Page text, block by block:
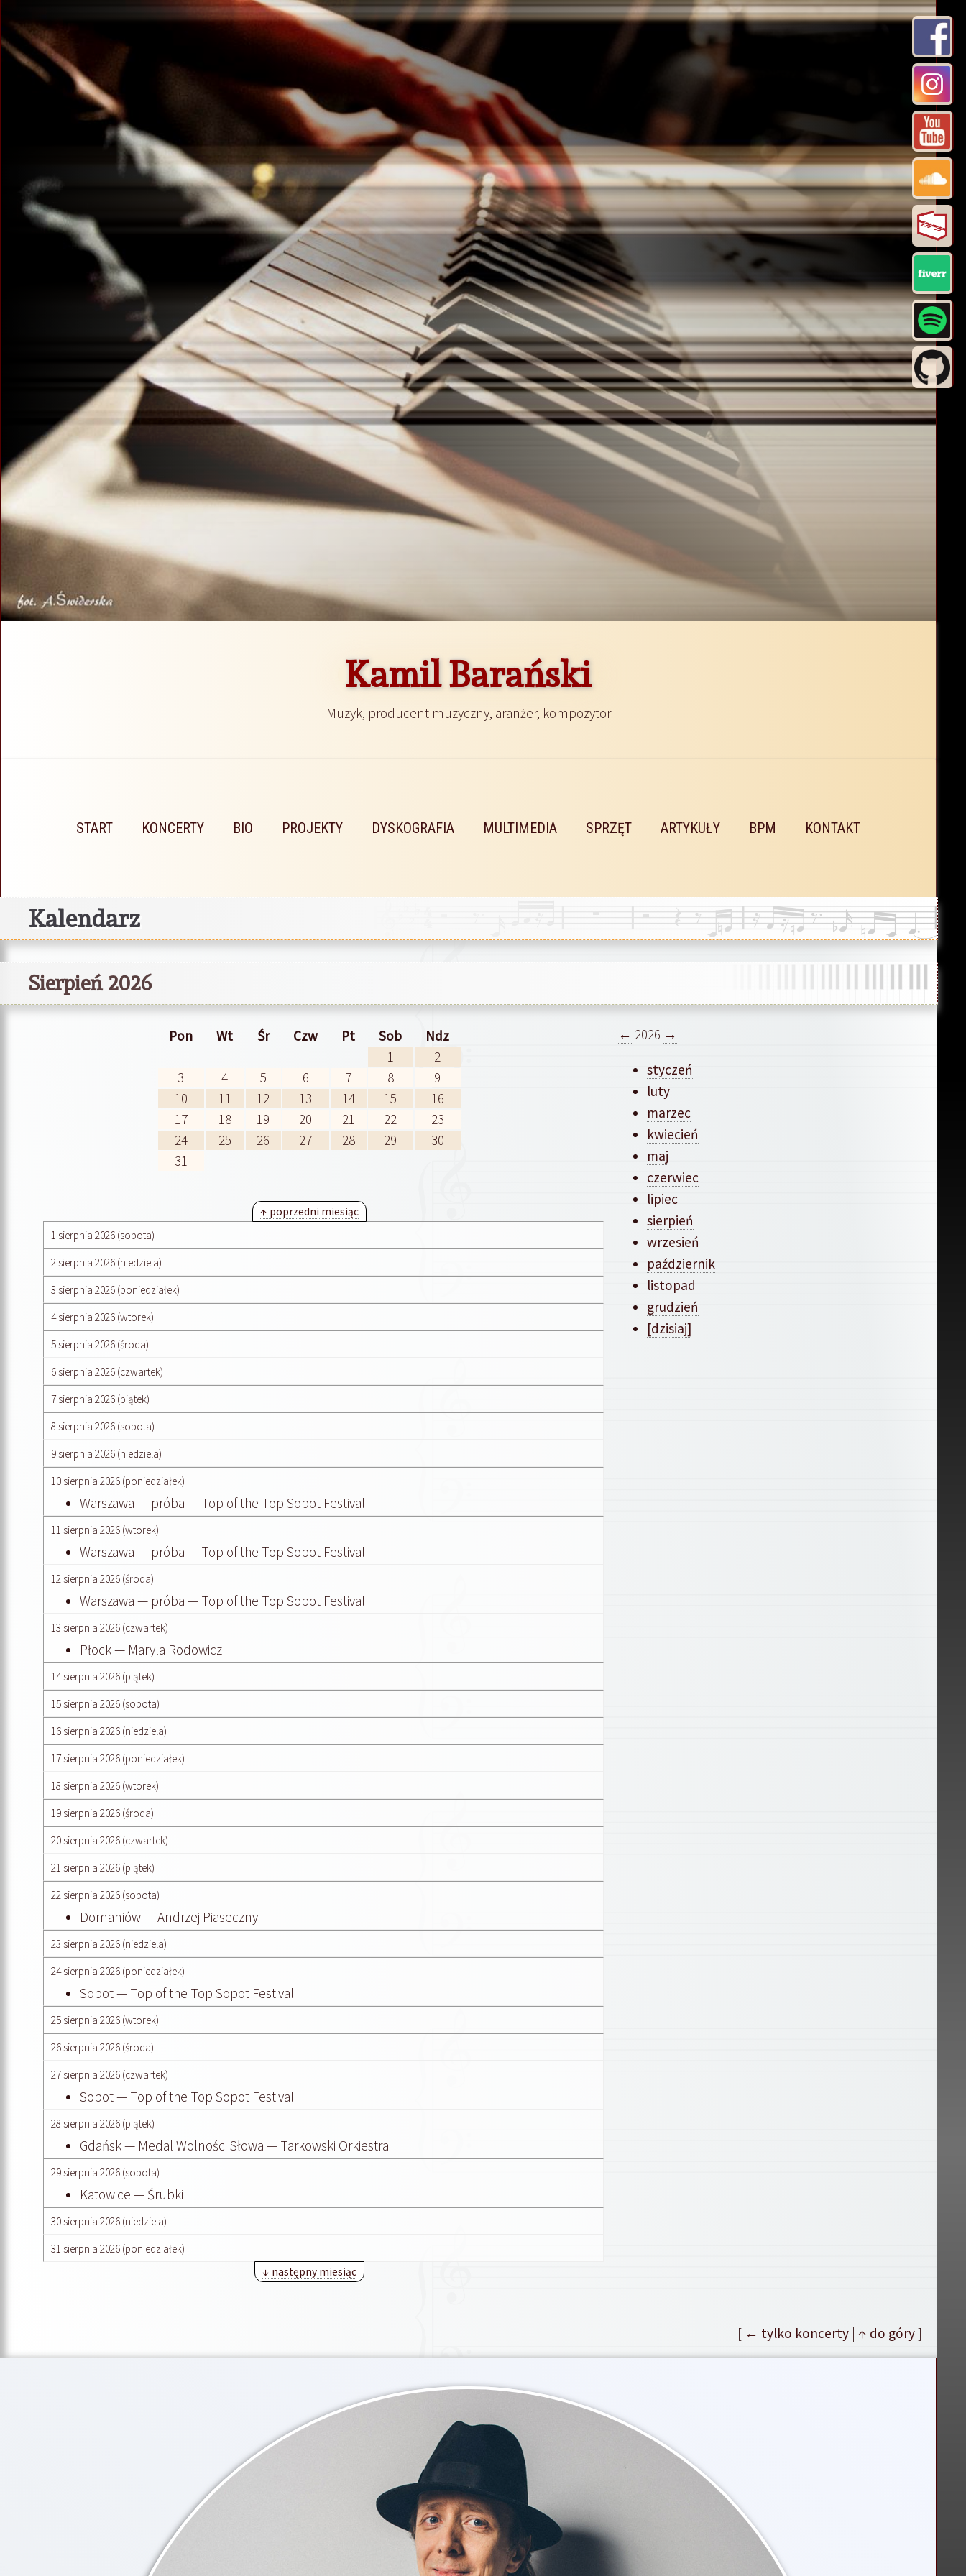
Kamil Barański
Muzyk, producent muzyczny, aranżer, kompozytor
START KONCERTY BIO PROJEKTY DYSKOGRAFIA MULTIMEDIA SPRZĘT ARTYKUŁY BPM KONTAKT
Kalendarz
Sierpień 2026
Pon Wt Śr Czw Pt Sob
Ndz
1
2
3
4 5 6 7 8
9
10
11 12 13 14 15
16
17
18 19 20 21 22
23
24
25 26 27 28 29
30
31
← 2026 →
styczeń
luty
marzec
kwiecień
maj
czerwiec
lipiec
sierpień
wrzesień
październik
listopad
grudzień
[dzisiaj]
↑ poprzedni miesiąc
1 sierpnia 2026 (sobota)
2 sierpnia 2026 (niedziela)
3 sierpnia 2026 (poniedziałek)
4 sierpnia 2026 (wtorek)
5 sierpnia 2026 (środa)
6 sierpnia 2026 (czwartek)
7 sierpnia 2026 (piątek)
8 sierpnia 2026 (sobota)
9 sierpnia 2026 (niedziela)
10 sierpnia 2026 (poniedziałek)
Warszawa — próba — Top of the Top Sopot Festival
11 sierpnia 2026 (wtorek)
Warszawa — próba — Top of the Top Sopot Festival
12 sierpnia 2026 (środa)
Warszawa — próba — Top of the Top Sopot Festival
13 sierpnia 2026 (czwartek)
Płock — Maryla Rodowicz
14 sierpnia 2026 (piątek)
15 sierpnia 2026 (sobota)
16 sierpnia 2026 (niedziela)
17 sierpnia 2026 (poniedziałek)
18 sierpnia 2026 (wtorek)
19 sierpnia 2026 (środa)
20 sierpnia 2026 (czwartek)
21 sierpnia 2026 (piątek)
22 sierpnia 2026 (sobota)
Domaniów — Andrzej Piaseczny
23 sierpnia 2026 (niedziela)
24 sierpnia 2026 (poniedziałek)
Sopot — Top of the Top Sopot Festival
25 sierpnia 2026 (wtorek)
26 sierpnia 2026 (środa)
27 sierpnia 2026 (czwartek)
Sopot — Top of the Top Sopot Festival
28 sierpnia 2026 (piątek)
Gdańsk — Medal Wolności Słowa — Tarkowski Orkiestra
29 sierpnia 2026 (sobota)
Katowice — Śrubki
30 sierpnia 2026 (niedziela)
31 sierpnia 2026 (poniedziałek)
↓ następny miesiąc
[ ← tylko koncerty | ↑ do góry]